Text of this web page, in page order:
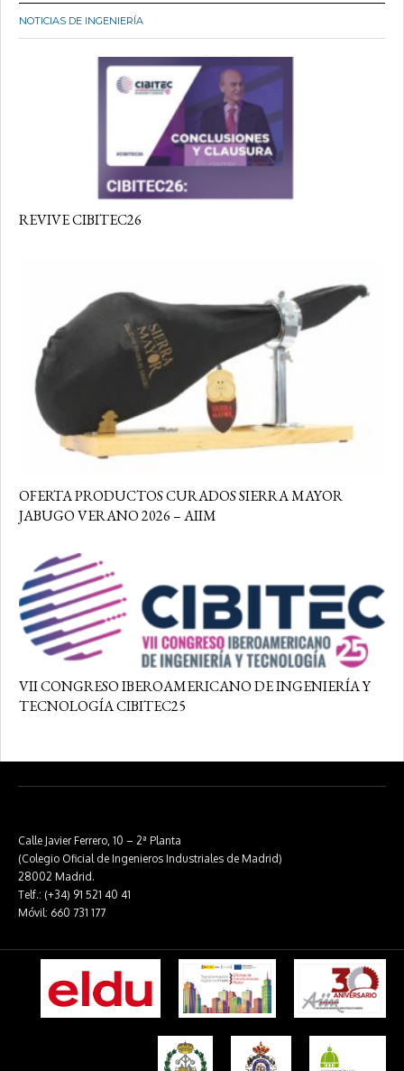
NOTICIAS DE INGENIERÍA
REVIVE CIBITEC26
OFERTA PRODUCTOS CURADOS SIERRA MAYOR
JABUGO VERANO 2026 – AIIM
VII CONGRESO IBEROAMERICANO DE INGENIERÍA Y
TECNOLOGÍA CIBITEC25
Calle Javier Ferrero, 10 – 2ª Planta
(Colegio Oficial de Ingenieros Industriales de Madrid)
28002 Madrid.
Telf.: (+34) 91 521 40 41
Móvil: 660 731 177